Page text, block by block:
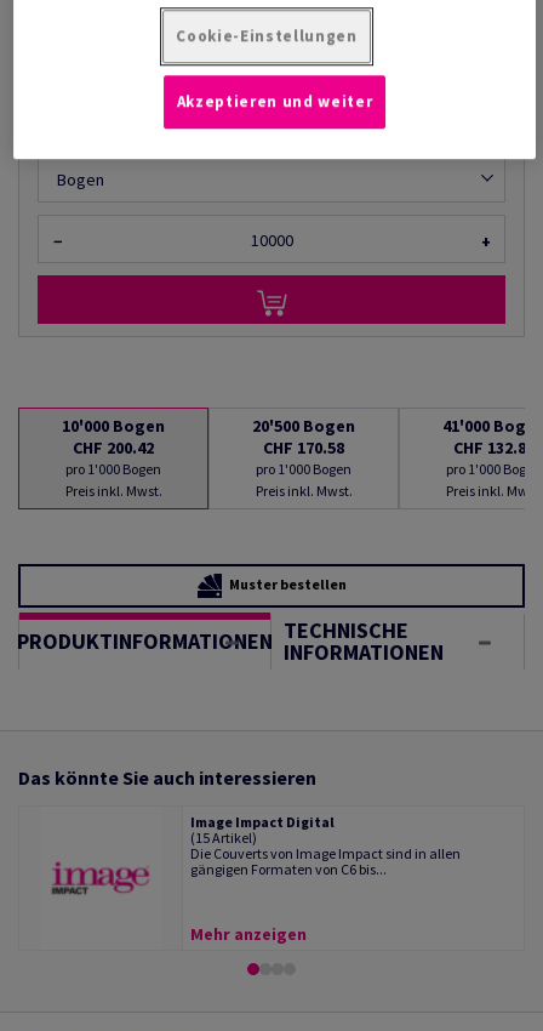
LIEFERBAR AB 10/08/2026
Bogen
− +
10'000 Bogen
CHF 200.42
pro 1'000 Bogen
Preis inkl. Mwst.
20'500 Bogen
CHF 170.58
pro 1'000 Bogen
Preis inkl. Mwst.
41'000
CHF 132.85
pro 1'000 Bogen
Preis inkl. Mwst.
Muster bestellen
PRODUKTINFORMATIONEN TECHNISCHE
INFORMATIONEN
Das könnte Sie auch interessieren
Image Impact Digital
(15 Artikel)
Die Couverts von Image Impact sind in allen
gängigen Formaten von C6 bis...
Mehr anzeigen
Cookie-Einstellungen
Akzeptieren und weiter